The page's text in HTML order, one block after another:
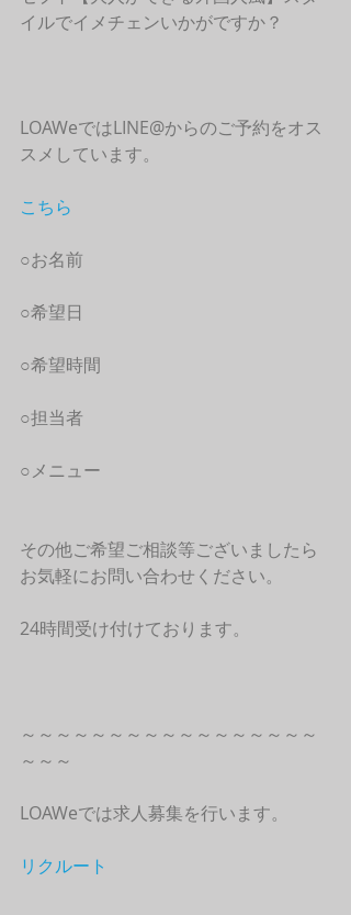
イルでイメチェンいかがですか？
LOAWeではLINE@からのご予約をオス
スメしています。
こちら
○お名前
○希望日
○希望時間
○担当者
○メニュー
その他ご希望ご相談等ございましたら
お気軽にお問い合わせください。
24時間受け付けております。
～～～～～～～～～～～～～～～～～
～～～
LOAWeでは求人募集を行います。
リクルート